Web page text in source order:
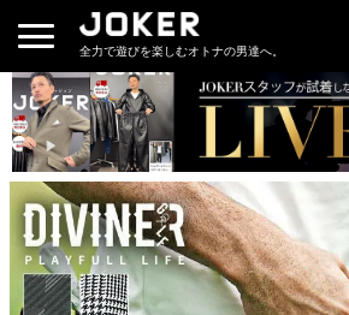
全力で遊びを楽しむオトナの男達へ。